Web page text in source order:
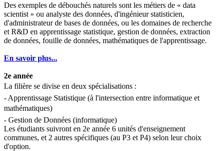
Des exemples de débouchés naturels sont les métiers de « data
scientist » ou analyste des données, d'ingénieur statisticien,
d'administrateur de bases de données, ou les domaines de recherche
et R&D en apprentissage statistique, gestion de données, extraction
de données, fouille de données, mathématiques de l'apprentissage.
En savoir plus...
2e année
La filière se divise en deux spécialisations : 
- Apprentissage Statistique (à l'intersection entre informatique et
mathématiques) 
- Gestion de Données (informatique)
Les étudiants suivront en 2e année 6 unités d'enseignement
communes, et 2 autres spécifiques (au P3 et P4) selon leur choix
d'option.